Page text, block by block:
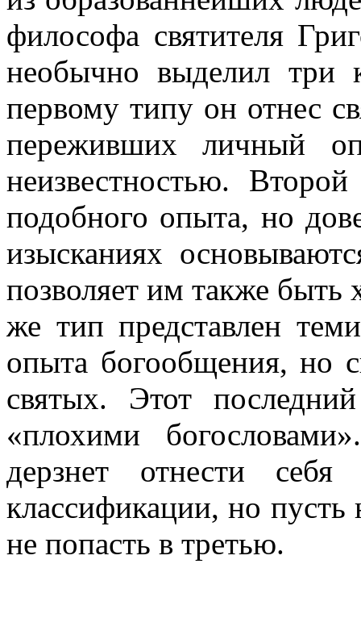
философа святителя
необычно выделил три
первому типу он отнес
переживших личный
неизвестностью.
подобного опыта, но
изысканиях
позволяет им также
же тип представлен
опыта богообщения, но
святых. Этот
«плохими
дерзнет отнести
классификации, но
не попасть в третью.